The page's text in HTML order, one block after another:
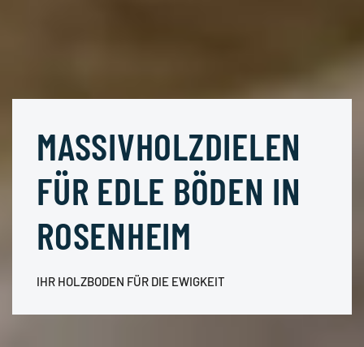
MASSIVHOLZDIELEN
FÜR EDLE BÖDEN IN
ROSENHEIM
IHR HOLZBODEN FÜR DIE EWIGKEIT